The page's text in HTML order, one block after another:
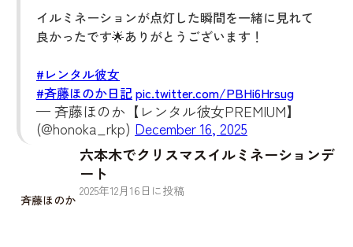
イルミネーションが点灯した瞬間を一緒に見れて
良かったです🌟ありがとうございます！
#レンタル彼女
#斉藤ほのか日記pic.twitter.com/PBHi6Hrsug
— 斉藤ほのか【レンタル彼女PREMIUM】
(@honoka_rkp) December 16, 2025
斉藤ほのか
六本木でクリスマスイルミネーションデ
ート
2025年12月 16 日に投稿